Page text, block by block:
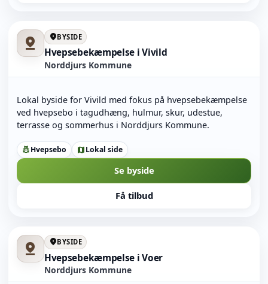
pin_drop location_onBYSIDE
Hvepsebekæmpelse i Vivild
Norddjurs Kommune
Lokal byside for Vivild med fokus på hvepsebekæmpelse
ved hvepsebo i tagudhæng, hulmur, skur, udestue,
terrasse og sommerhus i Norddjurs Kommune.
pest_controlHvepsebo mapLokal side
Se byside
Få tilbud
pin_drop location_onBYSIDE
Hvepsebekæmpelse i Voer
Norddjurs Kommune